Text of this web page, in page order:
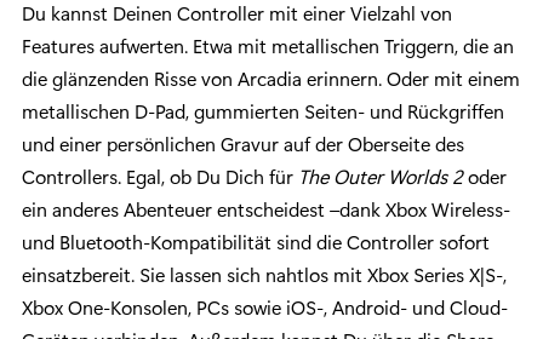
Du kannst Deinen Controller mit einer Vielzahl von
Features aufwerten. Etwa mit metallischen Triggern, die an
die glänzenden Risse von Arcadia erinnern. Oder mit einem
metallischen D-Pad, gummierten Seiten- und Rückgriffen
und einer persönlichen Gravur auf der Oberseite des
Controllers. Egal, ob Du Dich für The Outer Worlds 2oder
ein anderes Abenteuer entscheidest –dank Xbox Wireless-
und Bluetooth-Kompatibilität sind die Controller sofort
einsatzbereit. Sie lassen sich nahtlos mit Xbox Series X|S-,
Xbox One-Konsolen, PCs sowie iOS-, Android- und Cloud-